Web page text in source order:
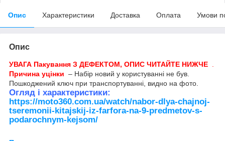
Опис Характеристики Доставка Оплата Умови
Опис
УВАГА Пакування З ДЕФЕКТОМ, ОПИС ЧИТАЙТЕ НИЖЧЕ
Причина уцінки – Набір новий у користуванні не був.
Пошкоджений ключ при транспортуванні, видно на фото.
Огляд і характеристики:
https://moto360.com.ua/watch/nabor-dlya-chajnoj-
tseremonii-kitajskij-iz-farfora-na-9-predmetov-s-
podarochnym-kejsom/